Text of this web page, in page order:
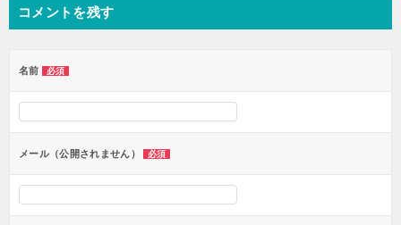
コメントを残す
名前 必須
メール（公開されません） 必須